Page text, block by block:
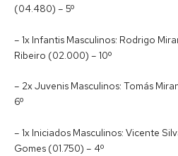
(04.480) – 5º
– 1x Infantis Masculinos: Rodrigo
Ribeiro (02.000) – 10º
– 2x Juvenis Masculinos: Tomás
6º
– 1x Iniciados Masculinos: Vicente
Gomes (01.750) – 4º